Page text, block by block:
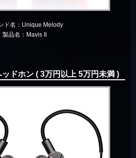
ド名： Unique Melody
製品名： Mavis II
ドホン ( 3万円以上 5万円未満 )